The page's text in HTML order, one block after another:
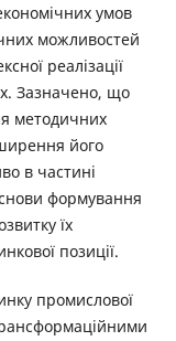
умов
можливостей
реалізації
Зазначено, що
методичних
його
в частині
формування
їх
позиції.
промислової